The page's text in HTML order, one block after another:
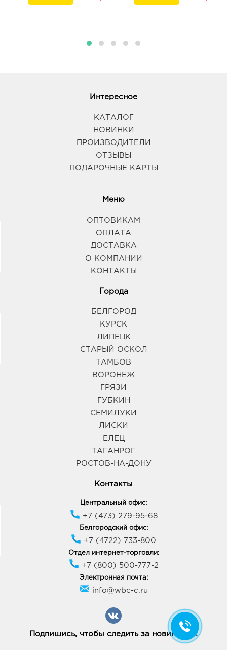
Интересное
КАТАЛОГ
НОВИНКИ
ПРОИЗВОДИТЕЛИ
ОТЗЫВЫ
ПОДАРОЧНЫЕ КАРТЫ
Меню
ОПТОВИКАМ
ОПЛАТА
ДОСТАВКА
О КОМПАНИИ
КОНТАКТЫ
Города
БЕЛГОРОД
КУРСК
ЛИПЕЦК
СТАРЫЙ ОСКОЛ
ТАМБОВ
ВОРОНЕЖ
ГРЯЗИ
ГУБКИН
СЕМИЛУКИ
ЛИСКИ
ЕЛЕЦ
ТАГАНРОГ
РОСТОВ-НА-ДОНУ
Контакты
Центральный офис:
+7 (473) 279-95-68
Белгородский офис:
+7 (4722) 733-800
Отдел интернет-торговли:
+7 (800) 500-777-2
Электронная почта:
info@wbc-c.ru
Подпишись, чтобы следить за новинками!